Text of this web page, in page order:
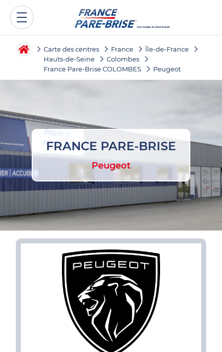
Carte des centres France
Île-de-France
Hauts-de-Seine
Colombes
France Pare-Brise COLOMBES
Peugeot
FRANCE PARE-BRISE
Peugeot